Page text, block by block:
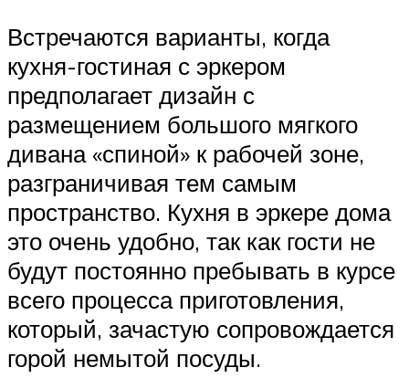
Встречаются варианты, когда
кухня-гостиная с эркером
предполагает дизайн с
размещением большого мягкого
дивана «спиной» к рабочей зоне,
разграничивая тем самым
пространство. Кухня в эркере дома
это очень удобно, так как гости не
будут постоянно пребывать в курсе
всего процесса приготовления,
который, зачастую сопровождается
горой немытой посуды.